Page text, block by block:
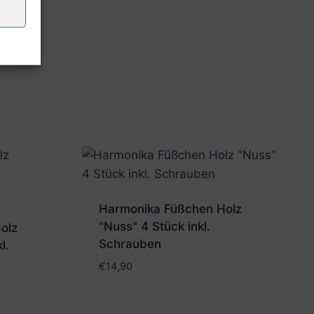
Harmonika Füßchen Holz
"Nuss" 4 Stück inkl.
Schrauben
€14,90